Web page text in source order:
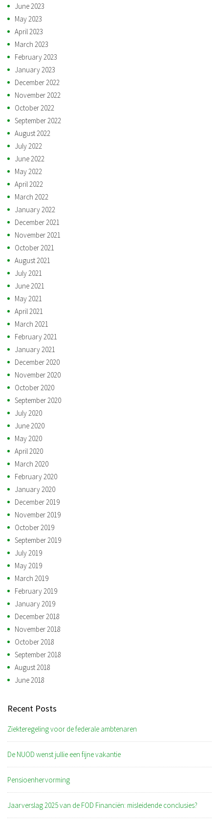
June 2023
May 2023
April 2023
March 2023
February 2023
January 2023
December 2022
November 2022
October 2022
September 2022
August 2022
July 2022
June 2022
May 2022
April 2022
March 2022
January 2022
December 2021
November 2021
October 2021
August 2021
July 2021
June 2021
May 2021
April 2021
March 2021
February 2021
January 2021
December 2020
November 2020
October 2020
September 2020
July 2020
June 2020
May 2020
April 2020
March 2020
February 2020
January 2020
December 2019
November 2019
October 2019
September 2019
July 2019
May 2019
March 2019
February 2019
January 2019
December 2018
November 2018
October 2018
September 2018
August 2018
June 2018
Recent Posts
Ziekteregeling voor de federale ambtenaren
De NUOD wenst jullie een fijne vakantie
Pensioenhervorming
Jaarverslag 2025 van de FOD Financiën: misleidende conclusies?